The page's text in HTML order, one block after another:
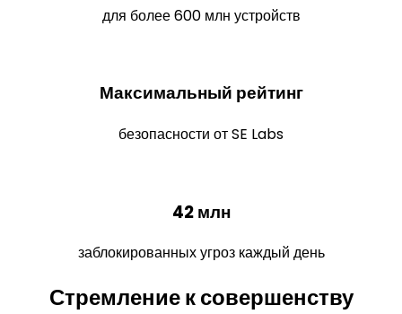
для более 600 млн устройств
Максимальный рейтинг
безопасности от SE Labs
42 млн
заблокированных угроз каждый день
Стремлениек совершенству